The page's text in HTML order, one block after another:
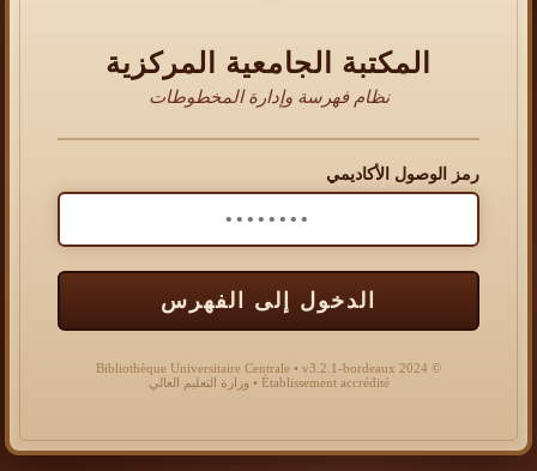
المكتبة الجامعية المركزية
نظام فهرسة وإدارة المخطوطات
رمز الوصول الأكاديمي
الدخول إلى الفهرس
© 2024 Bibliothèque Universitaire Centrale • v3.2.1-bordeaux
Établissement accrédité • وزارة التعليم العالي